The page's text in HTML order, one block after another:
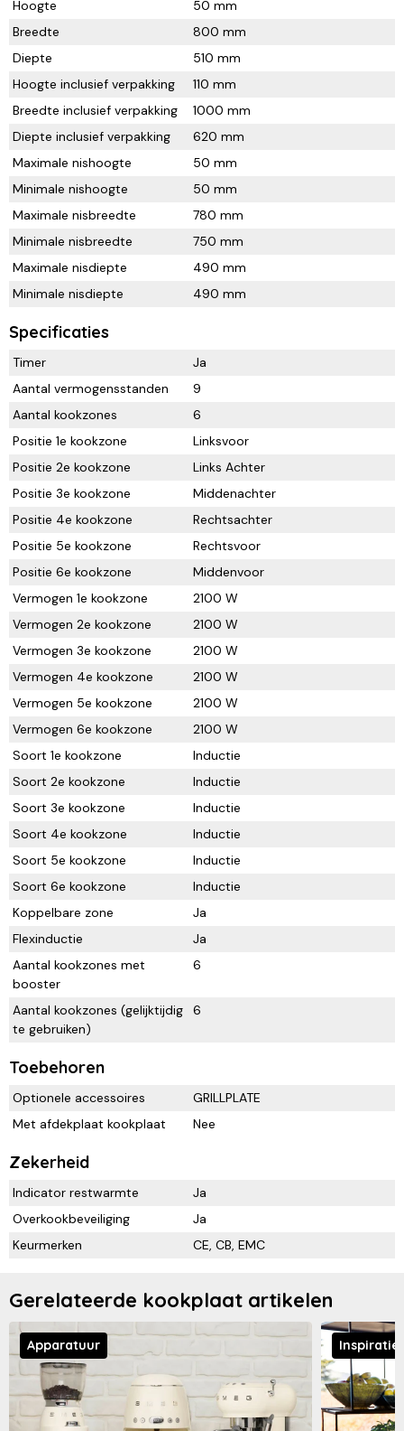
Hoogte
50 mm
Breedte
800 mm
Diepte
510 mm
Hoogte inclusief verpakking
110 mm
Breedte inclusief verpakking
1000 mm
Diepte inclusief verpakking
620 mm
Maximale nishoogte
50 mm
Minimale nishoogte
50 mm
Maximale nisbreedte
780 mm
Minimale nisbreedte
750 mm
Maximale nisdiepte
490 mm
Minimale nisdiepte
490 mm
Specificaties
Timer
Ja
Aantal vermogensstanden
9
Aantal kookzones
6
Positie 1e kookzone
Linksvoor
Positie 2e kookzone
Links Achter
Positie 3e kookzone
Middenachter
Positie 4e kookzone
Rechtsachter
Positie 5e kookzone
Rechtsvoor
Positie 6e kookzone
Middenvoor
Vermogen 1e kookzone
2100 W
Vermogen 2e kookzone
2100 W
Vermogen 3e kookzone
2100 W
Vermogen 4e kookzone
2100 W
Vermogen 5e kookzone
2100 W
Vermogen 6e kookzone
2100 W
Soort 1e kookzone
Inductie
Soort 2e kookzone
Inductie
Soort 3e kookzone
Inductie
Soort 4e kookzone
Inductie
Soort 5e kookzone
Inductie
Soort 6e kookzone
Inductie
Koppelbare zone
Ja
Flexinductie
Ja
Aantal kookzones met
booster
6
Aantal kookzones (gelijktijdig
te gebruiken)
6
Toebehoren
Optionele accessoires
GRILLPLATE
Met afdekplaat kookplaat
Nee
Zekerheid
Indicator restwarmte
Ja
Overkookbeveiliging
Ja
Keurmerken
CE, CB, EMC
Gerelateerde kookplaat artikelen
Apparatuur Inspiratie